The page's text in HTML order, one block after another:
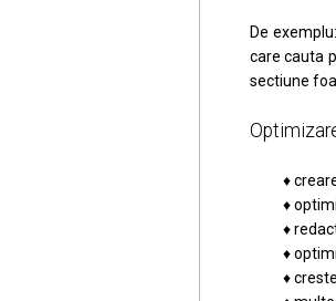
De
care cauta
sectiune
♦
♦
♦
♦
♦